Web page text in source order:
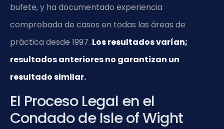
bufete, y ha documentado experiencia
comprobada de casos en todas las áreas de
práctica desde 1997. Los resultados varían;
resultados anteriores no garantizan un
resultado similar.
El Proceso Legal en el
Condado de Isle of Wight